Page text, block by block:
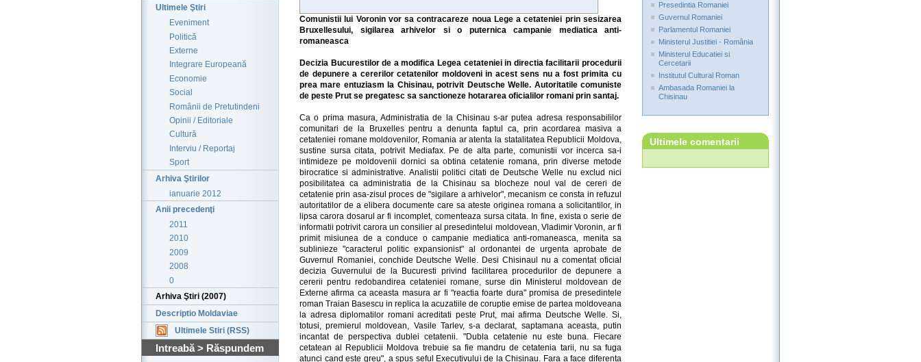
Ultimele Ştiri
Eveniment
Politică
Externe
Integrare Europeană
Economie
Social
Românii de Pretutindeni
Opinii / Editoriale
Cultură
Interviu / Reportaj
Sport
Arhiva Ştirilor
ianuarie 2012
Anii precedenţi
2011
2010
2009
2008
0
Arhiva Ştiri (2007)
Descriptio Moldaviae
Ultimele Stiri (RSS)
Intreabă > Răspundem
Comunistii lui Voronin vor sa contracareze noua Lege a cetateniei prin sesizarea
Bruxellesului, sigilarea arhivelor si o puternica campanie mediatica anti-
romaneasca
Decizia Bucurestilor de a modifica Legea cetateniei in directia facilitarii procedurii
de depunere a cererilor cetatenilor moldoveni in acest sens nu a fost primita cu
prea mare entuziasm la Chisinau, potrivit Deutsche Welle. Autoritatile comuniste
de peste Prut se pregatesc sa sanctioneze hotararea oficialilor romani prin santaj.
Ca o prima masura, Administratia de la Chisinau s-ar putea adresa responsabililor
comunitari de la Bruxelles pentru a denunta faptul ca, prin acordarea masiva a
cetateniei romane moldovenilor, Romania ar atenta la statalitatea Republicii Moldova,
sustine sursa citata, potrivit Mediafax. Pe de alta parte, comunistii vor incerca sa-i
intimideze pe moldovenii dornici sa obtina cetatenie romana, prin diverse metode
birocratice si administrative. Analistii politici citati de Deutsche Welle nu exclud nici
posibilitatea ca administratia de la Chisinau sa blocheze noul val de cereri de
cetatenie prin asa-zisul proces de "sigilare a arhivelor", mecanism ce consta in refuzul
autoritatilor de a elibera documente care sa ateste originea romana a solicitantilor, in
lipsa carora dosarul ar fi incomplet, comenteaza sursa citata. In fine, exista o serie de
informatii potrivit carora un consilier al presedintelui moldovean, Vladimir Voronin, ar fi
primit misiunea de a conduce o campanie mediatica anti-romaneasca, menita sa
sublinieze "caracterul politic expansionist" al ordonantei de urgenta aprobate de
Guvernul Romaniei, conchide Deutsche Welle. Desi Chisinaul nu a comentat oficial
decizia Guvernului de la Bucuresti privind facilitarea procedurilor de depunere a
cererii pentru redobandirea cetateniei romane, surse din Ministerul moldovean de
Externe afirma ca aceasta masura ar fi "reactia foarte dura" promisa de presedintele
roman Traian Basescu in replica la acuzatiile de coruptie emise de partea moldoveana
la adresa diplomatilor romani acreditati peste Prut, mai afirma Deutsche Welle. Si,
totusi, premierul moldovean, Vasile Tarlev, s-a declarat, saptamana aceasta, putin
incantat de perspectiva dublei cetatenii. "Dubla cetatenie nu este buna. Fiecare
cetatean al Republicii Moldova trebuie sa fie mandru de cetatenia tarii, nu sa fuga
atunci cand este greu", a spus seful Executivului de la Chisinau. Fara a face diferenta
Presedintia Romaniei
Guvernul Romaniei
Parlamentul Romaniei
Ministerul Justitiei - România
Ministerul Educatiei si
Cercetarii
Institutul Cultural Roman
Ambasada Romaniei la
Chisinau
Ultimele comentarii